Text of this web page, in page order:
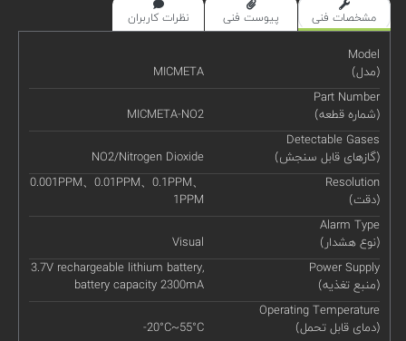
مشخصات فنی پیوست فنی نظرات کاربران
Model
(مدل)
MICMETA
Part Number
(شماره قطعه)
MICMETA-NO2
Detectable Gases
(گازهای قابل سنجش)
NO2/Nitrogen Dioxide
Resolution
(دقت)
0.001PPM、0.01PPM、0.1PPM、
1PPM
Alarm Type
(نوع هشدار)
Visual
Power Supply
(منبع تغذیه)
3.7V rechargeable lithium battery,
battery capacity 2300mA
Operating Temperature
(دمای قابل تحمل)
-20°C~55°C